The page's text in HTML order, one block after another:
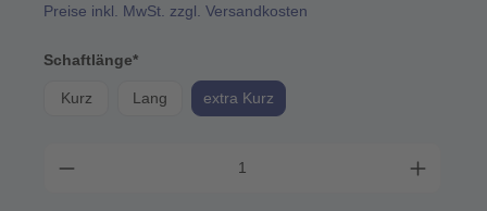
Preise inkl. MwSt. zzgl. Versandkosten
Schaftlänge*
Kurz Lang extra Kurz